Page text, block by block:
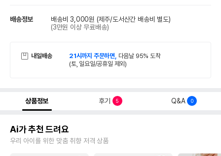
배송정보 배송비 3,000원 (제주/도서산간 배송비 별도)
(3만원 이상 무료배송)
내일배송 21시까지 주문하면, 다음날 95% 도착
(토, 일요일/공휴일 제외)
상품정보 후기 5 Q&A 0
Ai가 추천 드려요
우리 아이를 위한 맞춤 취향 저격 상품